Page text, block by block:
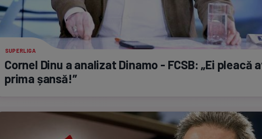
SUPERLIGA
Cornel Dinu a analizat Dinamo - FCSB: „Ei pleacă
prima șansă!”